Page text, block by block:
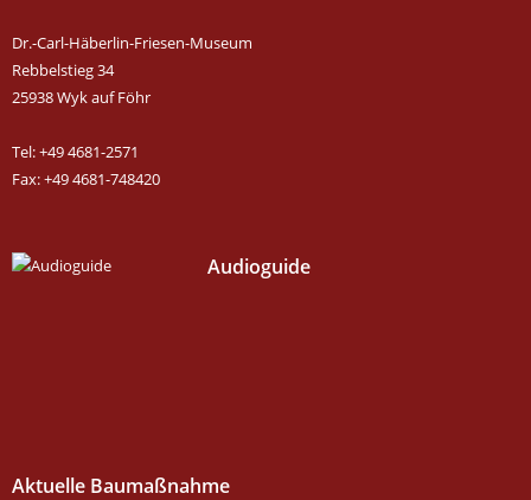
Dr.-Carl-Häberlin-Friesen-Museum
Rebbelstieg 34
25938 Wyk auf Föhr
Tel: +49 4681-2571
Fax: +49 4681-748420
Audioguide
Aktuelle Baumaßnahme